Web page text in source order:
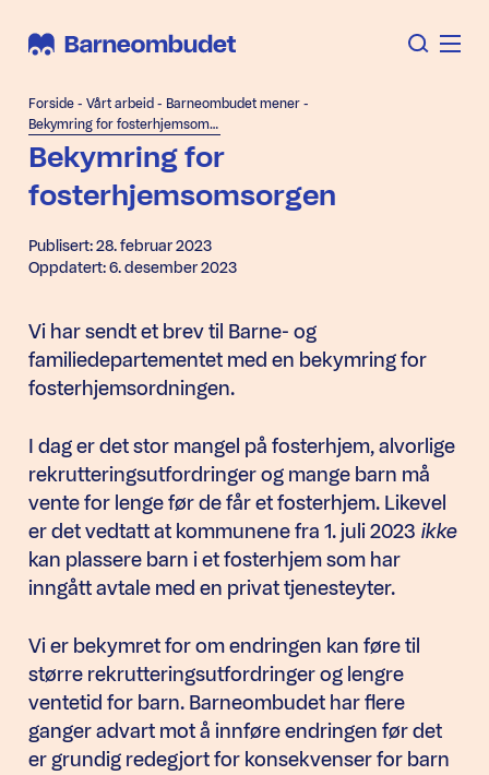
Forside - Vårt arbeid - Barneombudet mener -
Bekymring for fosterhjemsomsorgen
Bekymring for
fosterhjemsomsorgen
Publisert: 28. februar 2023
Oppdatert: 6. desember 2023
Vi har sendt et brev til Barne- og
familiedepartementet med en bekymring for
fosterhjemsordningen.
I dag er det stor mangel på fosterhjem, alvorlige
rekrutteringsutfordringer og mange barn må
vente for lenge før de får et fosterhjem. Likevel
er det vedtatt at kommunene fra 1. juli 2023 ikke
kan plassere barn i et fosterhjem som har
inngått avtale med en privat tjenesteyter.
Vi er bekymret for om endringen kan føre til
større rekrutteringsutfordringer og lengre
ventetid for barn. Barneombudet har flere
ganger advart mot å innføre endringen før det
er grundig redegjort for konsekvenser for barn